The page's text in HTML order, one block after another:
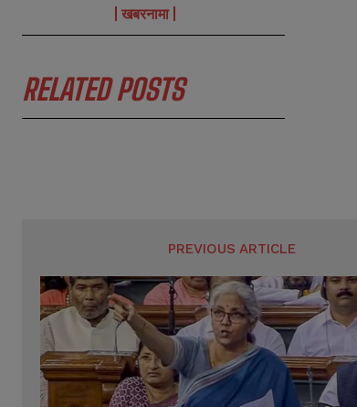
खबरनामा
RELATED POSTS
PREVIOUS ARTICLE